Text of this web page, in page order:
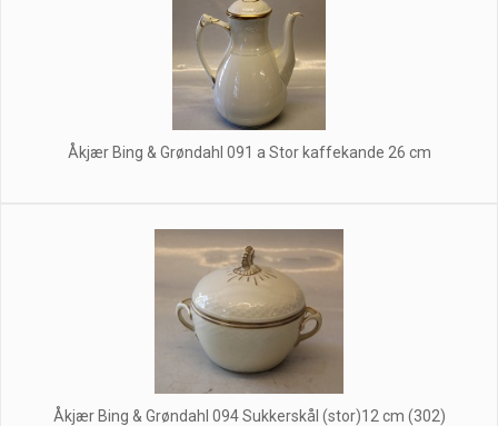
Åkjær Bing & Grøndahl 091 a Stor kaffekande 26 cm
Åkjær Bing & Grøndahl 094 Sukkerskål (stor)12 cm (302)